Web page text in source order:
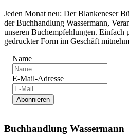
Jeden Monat neu: Der Blankeneser
der Buchhandlung Wassermann,
unseren Buchempfehlungen. Einfach
gedruckter Form im Geschäft
Name
E-Mail-Adresse
Abonnieren
Buchhandlung Wassermann